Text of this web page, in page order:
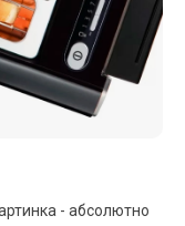
- абсолютно